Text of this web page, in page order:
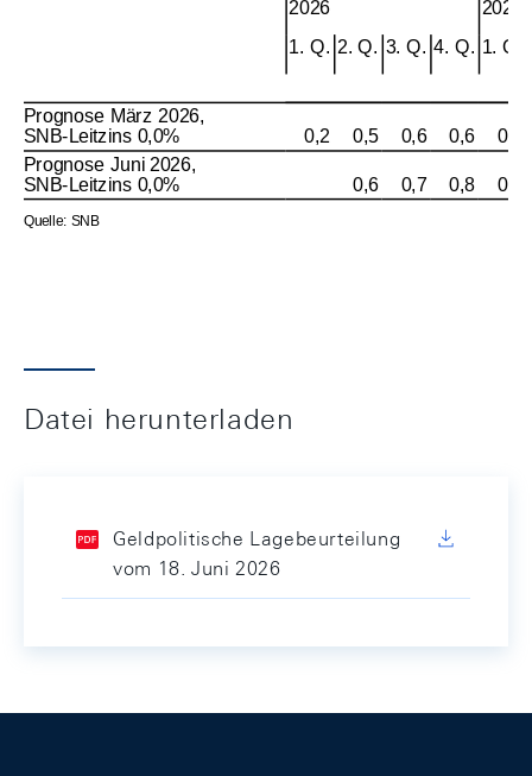
Datei herunterladen
Geldpolitische Lagebeurteilung
vom 18. Juni 2026